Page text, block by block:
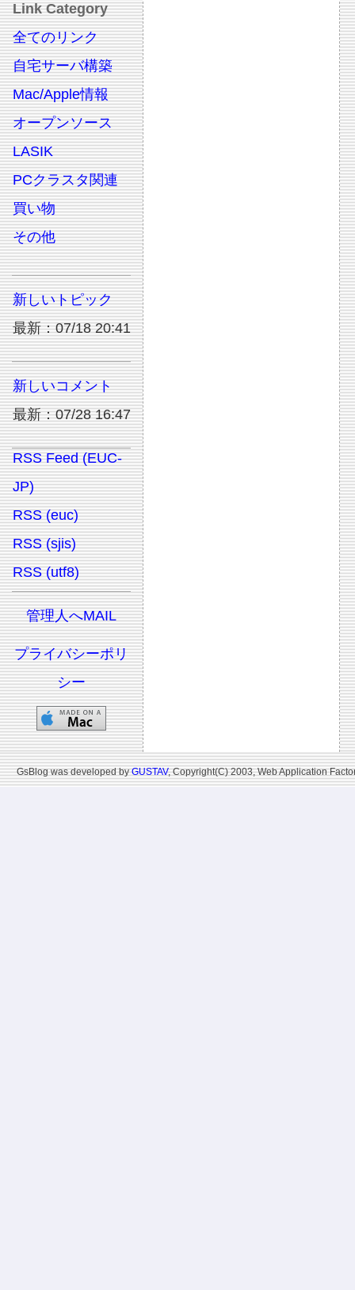
Link Category
全てのリンク
自宅サーバ構築
Mac/Apple情報
オープンソース
LASIK
PCクラスタ関連
買い物
その他
新しいトピック
最新：07/18 20:41
新しいコメント
最新：07/28 16:47
RSS Feed (EUC-
JP)
RSS (euc)
RSS (sjis)
RSS (utf8)
管理人へMAIL
プライバシーポリ
シー
GsBlog was developed byGUSTAV, Copyright(C) 2003, Web Application